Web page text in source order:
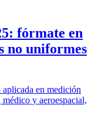
fórmate en
no uniformes
en medición
y aeroespacial,